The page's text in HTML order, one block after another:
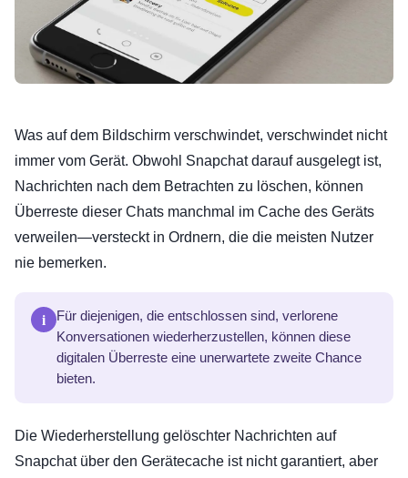
Was auf dem Bildschirm verschwindet, verschwindet nicht
immer vom Gerät. Obwohl Snapchat darauf ausgelegt ist,
Nachrichten nach dem Betrachten zu löschen, können
Überreste dieser Chats manchmal im Cache des Geräts
verweilen—versteckt in Ordnern, die die meisten Nutzer
nie bemerken.
i
Für diejenigen, die entschlossen sind, verlorene
Konversationen wiederherzustellen, können diese
digitalen Überreste eine unerwartete zweite Chance
bieten.
Die Wiederherstellung gelöschter Nachrichten auf
Snapchat über den Gerätecache ist nicht garantiert, aber